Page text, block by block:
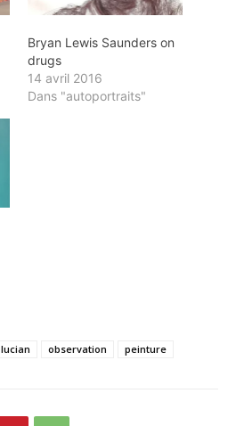
Bryan Lewis Saunders on
drugs
14 avril 2016
Dans "autoportraits"
lucian observation peinture